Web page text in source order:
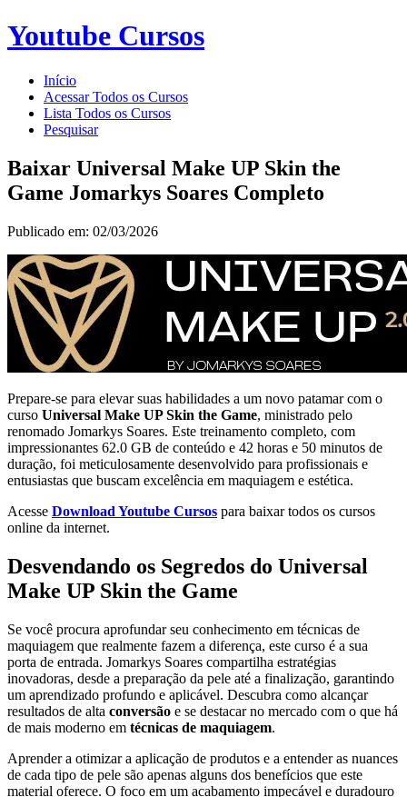
Youtube Cursos
Início
Acessar Todos os Cursos
Lista Todos os Cursos
Pesquisar
Baixar Universal Make UP Skin the
Game Jomarkys Soares Completo
Publicado em: 02/03/2026
Prepare-se para elevar suas habilidades a um novo patamar com o
curso Universal Make UP Skin the Game, ministrado pelo
renomado Jomarkys Soares. Este treinamento completo, com
impressionantes 62.0 GB de conteúdo e 42 horas e 50 minutos de
duração, foi meticulosamente desenvolvido para profissionais e
entusiastas que buscam excelência em maquiagem e estética.
Acesse Download Youtube Cursos para baixar todos os cursos
online da internet.
Desvendando os Segredos do Universal
Make UP Skin the Game
Se você procura aprofundar seu conhecimento em técnicas de
maquiagem que realmente fazem a diferença, este curso é a sua
porta de entrada. Jomarkys Soares compartilha estratégias
inovadoras, desde a preparação da pele até a finalização, garantindo
um aprendizado profundo e aplicável. Descubra como alcançar
resultados de alta conversão e se destacar no mercado com o que há
de mais moderno em técnicas de maquiagem.
Aprender a otimizar a aplicação de produtos e a entender as nuances
de cada tipo de pele são apenas alguns dos benefícios que este
material oferece. O foco em um acabamento impecável e duradouro